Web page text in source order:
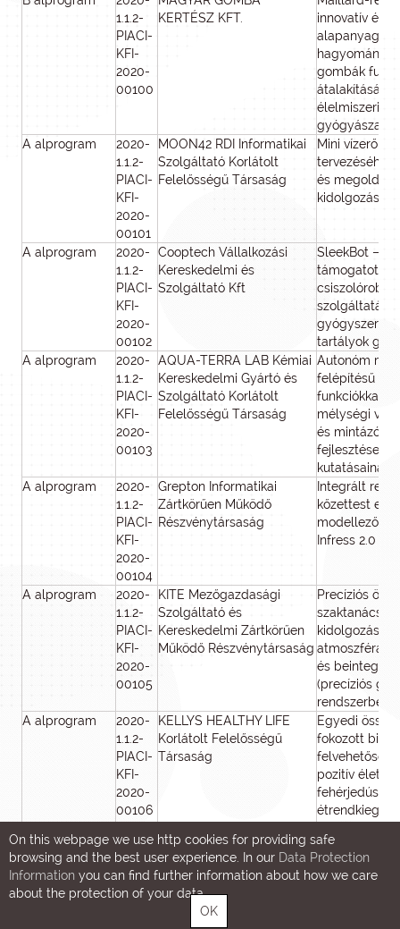
1.1.2-
PIACI-
KFI-
2020-
00100
KERTÉSZ KFT.
innovatív
alapanyagok
gombák
átalakításával
gyógyászati
A alprogram
2020-
1.1.2-
PIACI-
KFI-
2020-
00101
MOON42 RDI Informatikai
Szolgáltató Korlátolt
Felelősségű Társaság
Mini
tervezéséhez
és
kidolgozása
A alprogram
2020-
1.1.2-
PIACI-
KFI-
2020-
00102
Cooptech Vállalkozási
Kereskedelmi és
Szolgáltató Kft
SleekBot –
támogatott
csiszolórobot
szolgáltatás
tartályok
A alprogram
2020-
1.1.2-
PIACI-
KFI-
2020-
00103
AQUA-TERRA LAB Kémiai
Kereskedelmi Gyártó és
Szolgáltató Korlátolt
Felelősségű Társaság
Autonóm
felépítésű
funkciókkal
mélységi
és mintázó
fejlesztése
kutatásainak
A alprogram
2020-
1.1.2-
PIACI-
KFI-
2020-
00104
Grepton Informatikai
Zártkörűen Működő
Részvénytársaság
Integrált
kőzettest
modellező
Infress 2.0 -
A alprogram
2020-
1.1.2-
PIACI-
KFI-
2020-
00105
KITE Mezőgazdasági
Szolgáltató és
Kereskedelmi Zártkörűen
Működő Részvénytársaság
Precíziós
kidolgozása
atmoszféra
és
(precíziós
rendszerbe)
A alprogram
2020-
1.1.2-
PIACI-
KFI-
2020-
00106
KELLYS HEALTHY LIFE
Korlátolt Felelősségű
Társaság
Egyedi
fokozott
pozitív
fehérjedús
biokémiai
HEALTHWARE Tanácsadó
On this webpage we use http cookies for providing safe
browsing and the best user experience. In our Data Protection
Information you can find further information about how we care
about the protection of your data.
OK